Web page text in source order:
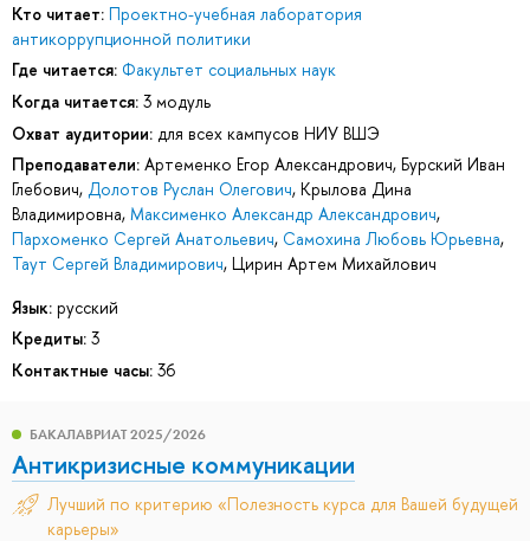
Кто читает: Проектно-учебная лаборатория
антикоррупционной политики
Где читается: Факультет социальных наук
Когда читается: 3 модуль
Охват аудитории: для всех кампусов НИУ ВШЭ
Преподаватели: Артеменко Егор Александрович, Бурский Иван
Глебович, Долотов Руслан Олегович, Крылова Дина
Владимировна, Максименко Александр Александрович,
Пархоменко Сергей Анатольевич, Самохина Любовь Юрьевна,
Таут Сергей Владимирович, Цирин Артем Михайлович
Язык: русский
Кредиты: 3
Контактные часы: 36
БАКАЛАВРИАТ 2025/2026
Антикризисные коммуникации
Лучший по критерию «Полезность курса для Вашей будущей
карьеры»